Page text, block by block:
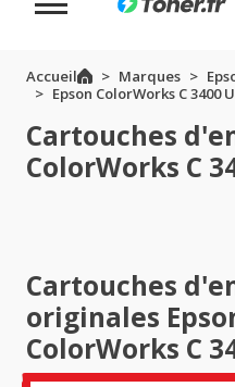
Accueil Marques
Epson ColorWorks C 3400
Cartouches
ColorWorks C
Cartouches
originales
ColorWorks C